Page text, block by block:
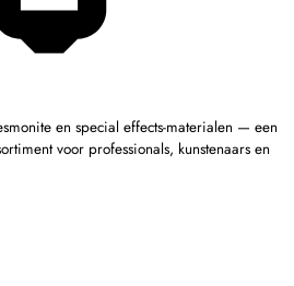
en special effects-materialen — een
voor professionals, kunstenaars en